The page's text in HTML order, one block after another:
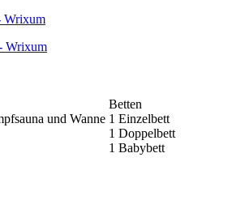
und Wanne
Betten
1 Einzelbett
1 Doppelbett
1 Babybett